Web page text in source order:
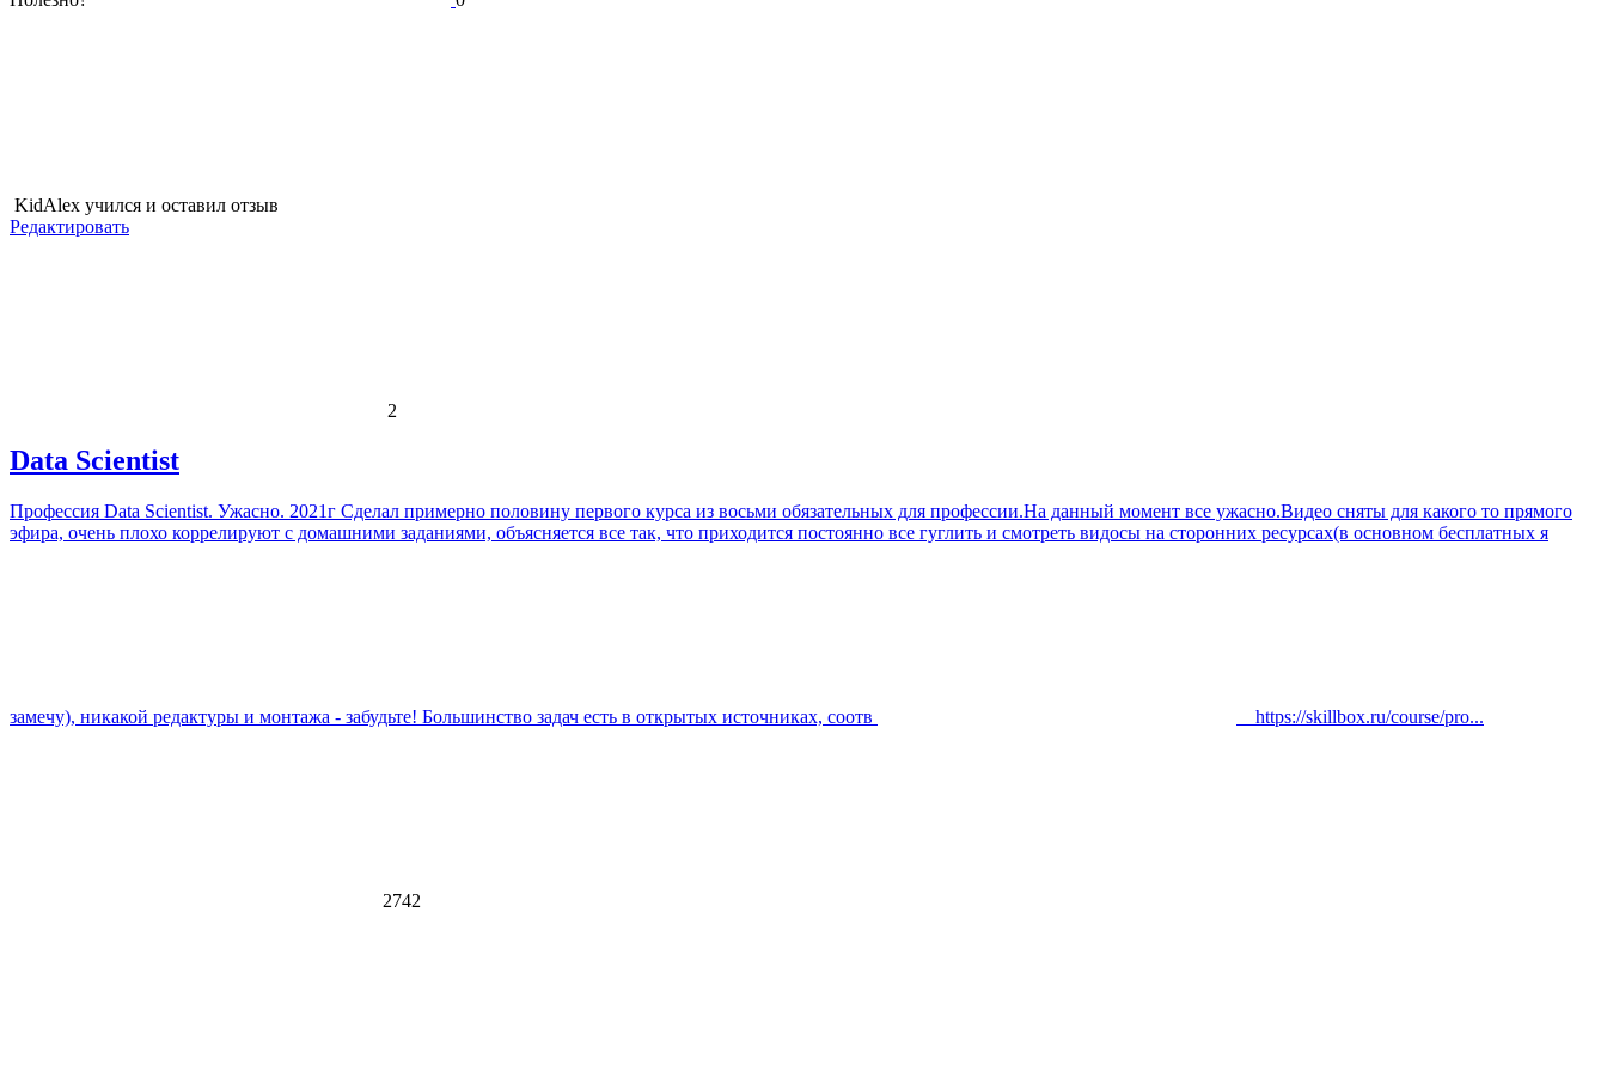
KidAlex учился и оставил отзыв
Редактировать
2
Data Scientist
Профессия Data Scientist. Ужасно. 2021г Сделал примерно половину первого курса из восьми обязательных для профессии.На данный момент все ужасно.Видео сняты для какого то прямого
эфира, очень плохо коррелируют с домашними заданиями, объясняется все так, что приходится постоянно все гуглить и смотреть видосы на сторонних ресурсах(в основном бесплатных я
замечу), никакой редактуры и монтажа - забудьте! Большинство задач есть в открытых источниках, соотв https://skillbox.ru/course/pro...
2742